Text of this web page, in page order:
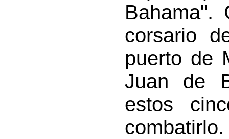
Bahama".
corsario
puerto de
Juan de
estos